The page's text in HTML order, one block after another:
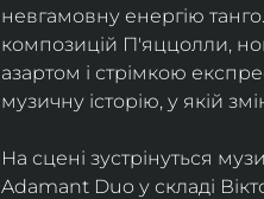
невгамовну енергію
композицій П'яццолли,
азартом і стрімкою
музичну історію, у якій
На сцені зустрінуться
Adamant Duo у складі